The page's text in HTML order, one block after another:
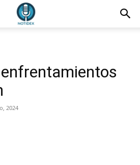
2024